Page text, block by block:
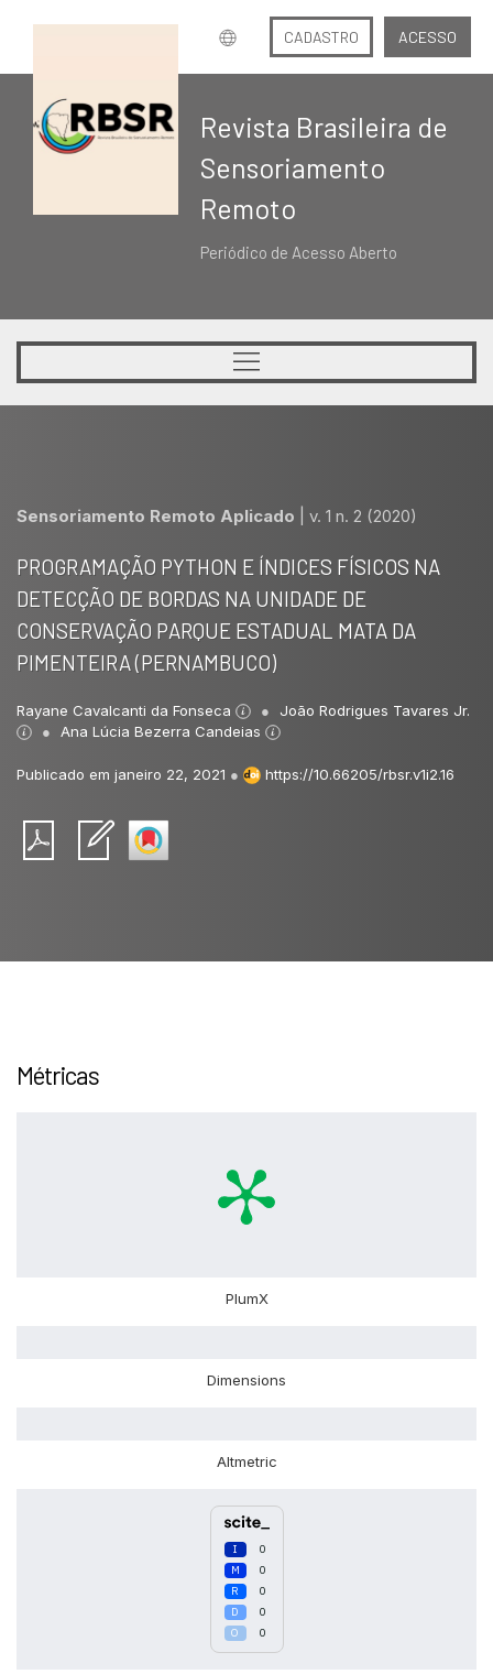
CADASTRO ACESSO
Revista Brasileira de
Sensoriamento
Remoto
Periódico de Acesso Aberto
Sensoriamento Remoto Aplicado v. 1 n. 2 (2020)
PROGRAMAÇÃO PYTHON E ÍNDICES FÍSICOS NA
DETECÇÃO DE BORDAS NA UNIDADE DE
CONSERVAÇÃO PARQUE ESTADUAL MATA DA
PIMENTEIRA (PERNAMBUCO)
Rayane Cavalcanti da Fonseca
João Rodrigues Tavares Jr.
Ana Lúcia Bezerra Candeias
Publicado em janeiro 22, 2021 ● https://10.66205/rbsr.v1i2.16
Métricas
PlumX
Dimensions
Altmetric
0
0
0
0
0